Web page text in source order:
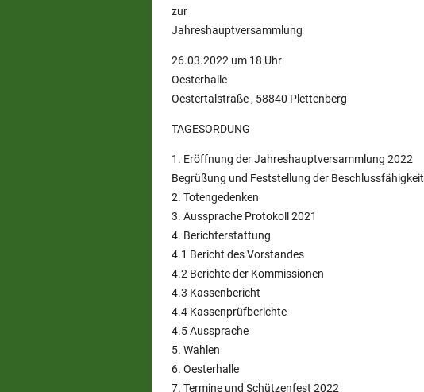
zur
Jahreshauptversammlung
26.03.2022 um 18 Uhr
Oesterhalle
Oestertalstraße , 58840 Plettenberg
TAGESORDUNG
1. Eröffnung der Jahreshauptversammlung 2022
Begrüßung und Feststellung der Beschlussfähigkeit
2. Totengedenken
3. Aussprache Protokoll 2021
4. Berichterstattung
4.1 Bericht des Vorstandes
4.2 Berichte der Kommissionen
4.3 Kassenbericht
4.4 Kassenprüfberichte
4.5 Aussprache
5. Wahlen
6. Oesterhalle
7. Termine und Schützenfest 2022